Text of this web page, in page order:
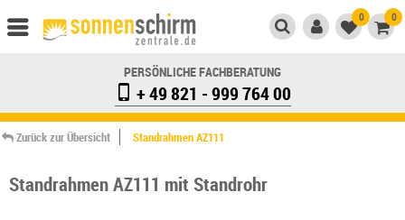
0 0
PERSÖNLICHE FACHBERATUNG
+ 49 821 - 999 764 00
Zurück zur Übersicht Standrahmen AZ111
Standrahmen AZ111 mit Standrohr